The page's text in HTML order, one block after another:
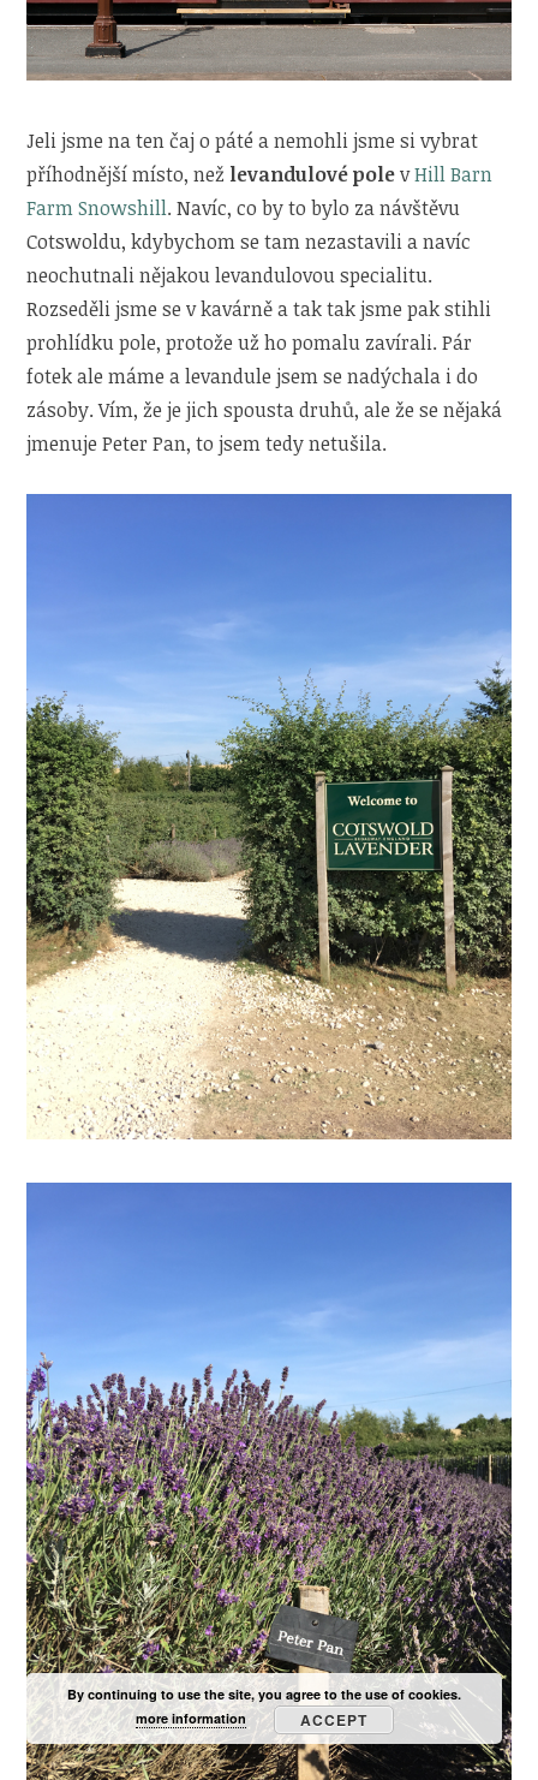
Jeli jsme na ten čaj o páté a nemohli jsme si vybrat
příhodnější místo, než levandulové polevHill Barn
Farm Snowshill. Navíc, co by to bylo za návštěvu
Cotswoldu, kdybychom se tam nezastavili a navíc
neochutnali nějakou levandulovou specialitu.
Rozseděli jsme se v kavárně a tak tak jsme pak stihli
prohlídku pole, protože už ho pomalu zavírali. Pár
fotek ale máme a levandule jsem se nadýchala i do
zásoby. Vím, že je jich spousta druhů, ale že se nějaká
jmenuje Peter Pan, to jsem tedy netušila.
By continuing to use the site, you agree to the use of cookies.
more information
ACCEPT